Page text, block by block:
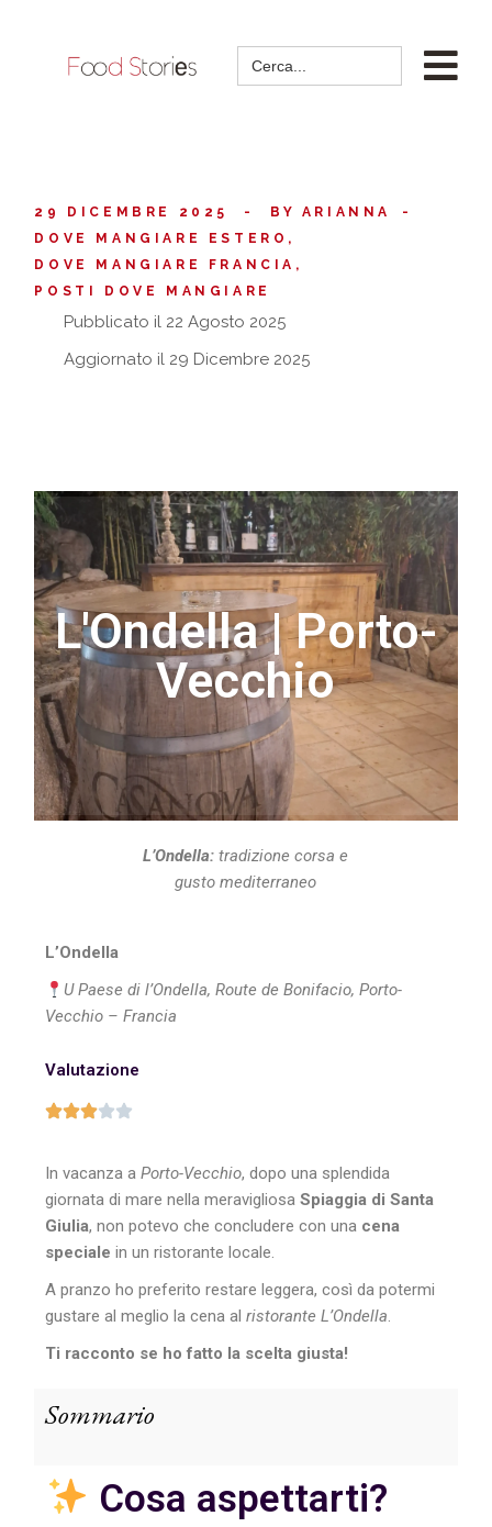
Search
for:
29 DICEMBRE 2025 BY
ARIANNA
DOVE MANGIARE ESTERO
DOVE MANGIARE FRANCIA
POSTI DOVE MANGIARE
Pubblicato il 22 Agosto 2025
Aggiornato il 29 Dicembre 2025
L'Ondella | Porto-
Vecchio
L’Ondella:tradizione corsa e
gusto mediterraneo
L’Ondella
U Paese di l’Ondella, Route de Bonifacio, Porto-
Vecchio – Francia
Valutazione
In vacanza aPorto-Vecchio, dopo una splendida
giornata di mare nella meravigliosaSpiaggia di Santa
Giulia, non potevo che concludere con una cena
speciale in un ristorante locale.
A pranzo ho preferito restare leggera, così da potermi
gustare al meglio la cena alristorante L’Ondella.
Ti racconto se ho fatto la scelta giusta!
Sommario
Cosa aspettarti?